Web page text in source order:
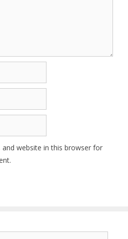
and website in this browser for